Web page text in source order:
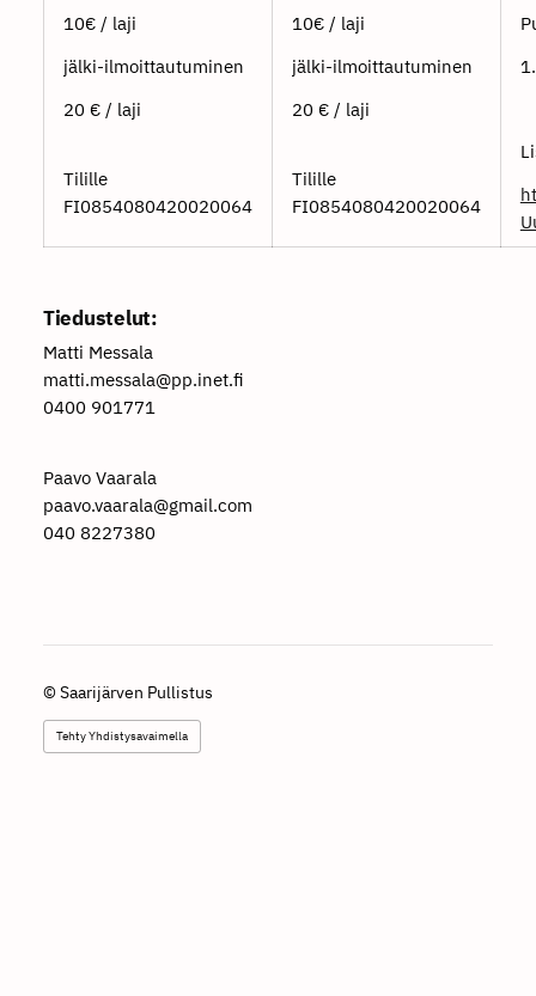
10€ / laji
jälki-ilmoittautuminen
20 € / laji
Tilille
FI0854080420020064
10€ / laji
jälki-ilmoittautuminen
20 € / laji
Tilille
FI0854080420020064
Tiedustelut:
Matti Messala
matti.messala@pp.inet.fi
0400 901771
Paavo Vaarala
paavo.vaarala@gmail.com
040 8227380
© Saarijärven Pullistus
Tehty Yhdistysavaimella